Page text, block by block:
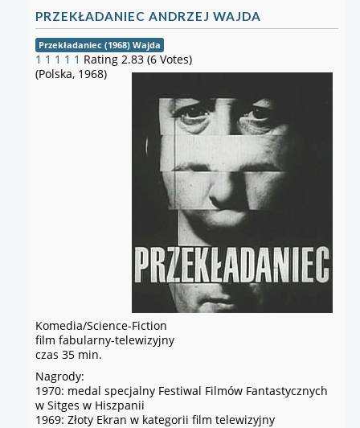
PRZEKŁADANIEC ANDRZEJ WAJDA
Przekładaniec (1968) Wajda
1 1 1 1 1 Rating 2.83 (6 Votes)
(Polska, 1968)
Komedia/Science-Fiction
film fabularny-telewizyjny
czas 35 min.
Nagrody:
1970: medal specjalny Festiwal Filmów Fantastycznych
w Sitges w Hiszpanii
1969: Złoty Ekran w kategorii film telewizyjny